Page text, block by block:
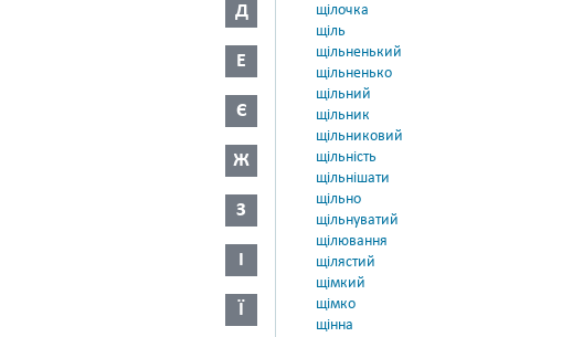
Д
Е
Є
Ж
З
І
Ї
щілочка
щіль
щільненький
щільненько
щільний
щільник
щільниковий
щільність
щільнішати
щільно
щільнуватий
щілювання
щілястий
щімкий
щімко
щінна